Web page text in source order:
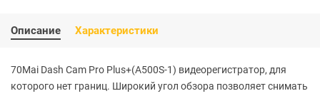
Описание Характеристики
70Mai Dash Cam Pro Plus+(А500S-1) видеорегистратор, для
которого нет границ. Широкий угол обзора позволяет снимать